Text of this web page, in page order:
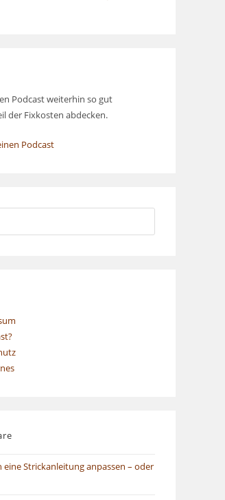
Podcast weiterhin so gut
der Fixkosten abdecken.
Podcast
eine Strickanleitung anpassen – oder